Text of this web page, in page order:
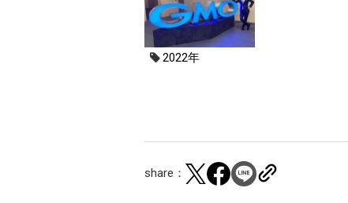
2022年
share：